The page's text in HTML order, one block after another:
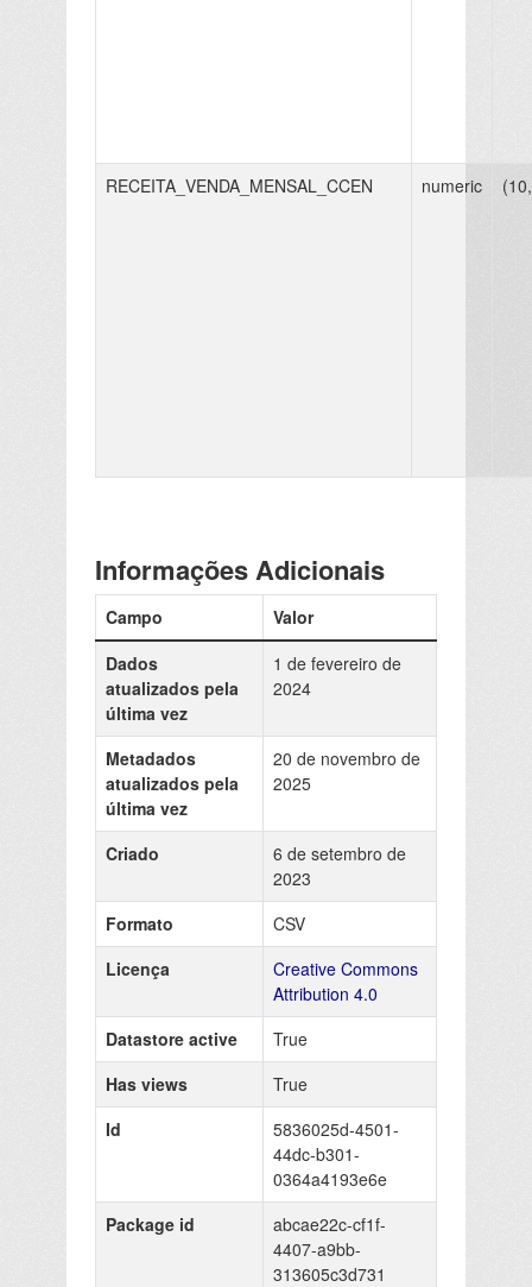
RECEITA_VENDA_MENSAL_CCEN numeric
Informações Adicionais
Campo
Valor
Dados
atualizados pela
última vez
1 de fevereiro de
2024
Metadados
atualizados pela
última vez
20 de novembro de
2025
Criado
6 de setembro de
2023
Formato
CSV
Licença
Creative Commons
Attribution 4.0
Datastore active
True
Has views
True
Id
5836025d-4501-
44dc-b301-
0364a4193e6e
Package id
abcae22c-cf1f-
4407-a9bb-
313605c3d731